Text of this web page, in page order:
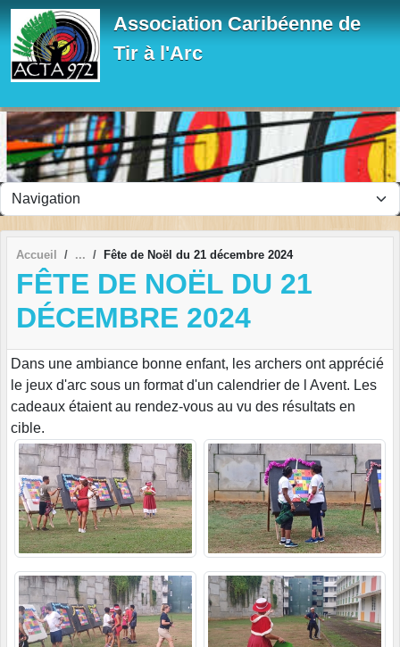
Association Caribéenne de
Tir à l'Arc
Accueil Fête de Noël du 21 décembre 2024
FÊTE DE NOËL DU 21
DÉCEMBRE 2024
Dans une ambiance bonne enfant, les archers ont apprécié
le jeux d'arc sous un format d'un calendrier de l Avent. Les
cadeaux étaient au rendez-vous au vu des résultats en
cible.
Panneau de gestion des cookies